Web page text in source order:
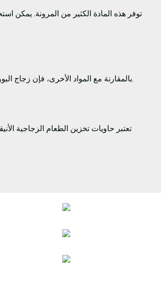
توفر هذه المادة الكثير من المرونة. يمكن
بالمقارنة مع المواد الأخرى، فإن زجاج البورسليكات صغير الحجم من حيث التصميم والحجم. وهذا يجعل من السهل تغليف المنتجات وشحنها وتسليمها.
تعتبر حاويات تخزين الطعام الزجاجية